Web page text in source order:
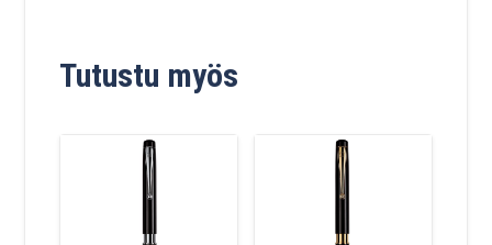
Tutustu myös